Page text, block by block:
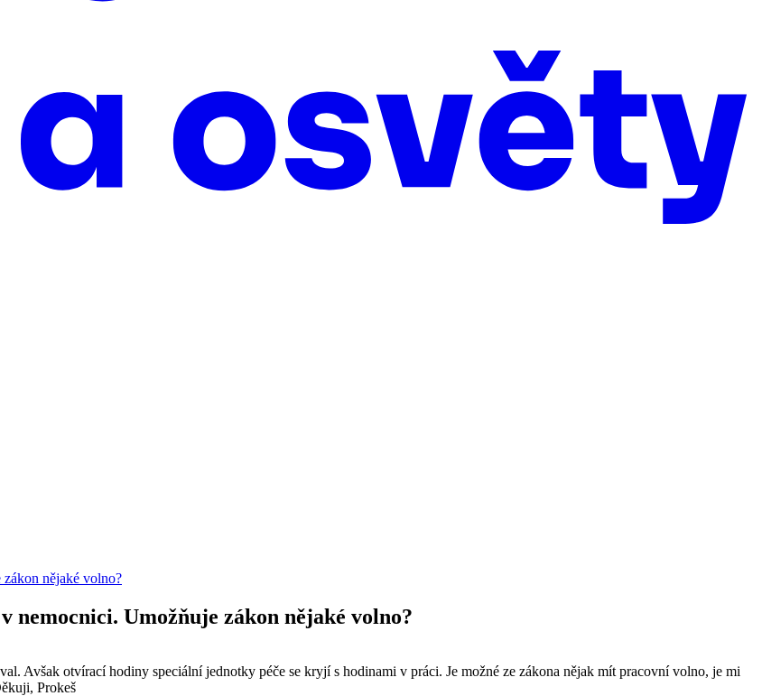
nějaké volno?
Umožňuje zákon nějaké volno?
Avšak otvírací hodiny speciální jednotky péče se kryjí s hodinami v práci. Je možné ze zákona nějak mít pracovní volno, je mi
Prokeš